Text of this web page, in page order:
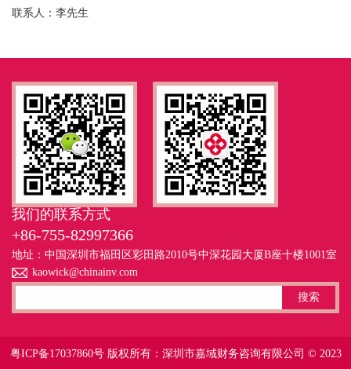
联系人：李先生
我们的联系方式
+86-755-82997366
地址：中国深圳市福田区彩田路2010号中深花园大厦B座十楼1001室
kaowick@chinainv.com
搜索
粤ICP备17037860号版权所有：深圳市嘉域财务咨询有限公司 © 2023